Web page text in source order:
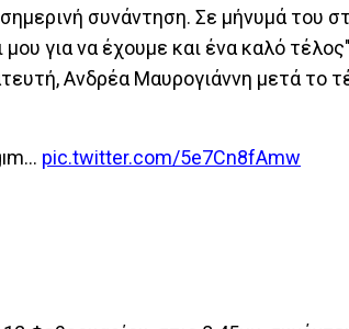
συνάντηση. Σε μήνυμά του
για να έχουμε και ένα καλό
Ανδρέα Μαυρογιάννη μετά το
pic.twitter.com/5e7Cn8fAmw